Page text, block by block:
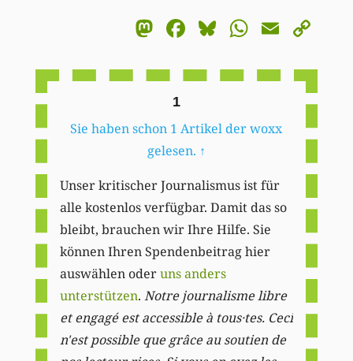
Mastodon
Facebook
BlueskyEmail
1
Sie haben schon 1 Artikel der woxx
gelesen. ↑
Unser kritischer Journalismus ist für
alle kostenlos verfügbar. Damit das so
bleibt, brauchen wir Ihre Hilfe. Sie
können Ihren Spendenbeitrag hier
auswählen oderuns anders
unterstützen. Notre journalisme libre
et engagé est accessible à tous·tes. Ceci
n'est possible que grâce au soutien de